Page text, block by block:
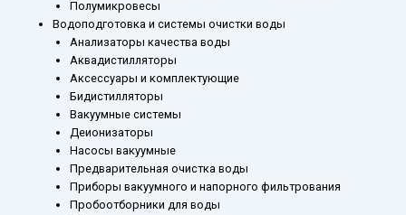
Полумикровесы
Водоподготовка и системы очистки воды
Анализаторы качества воды
Аквадистилляторы
Аксессуары и комплектующие
Бидистилляторы
Вакуумные системы
Деионизаторы
Насосы вакуумные
Предварительная очистка воды
Приборы вакуумного и напорного фильтрования
Пробоотборники для воды